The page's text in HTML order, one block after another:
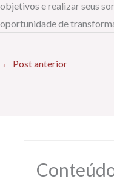
objetivos e realizar seus
oportunidade de
← Post anterior